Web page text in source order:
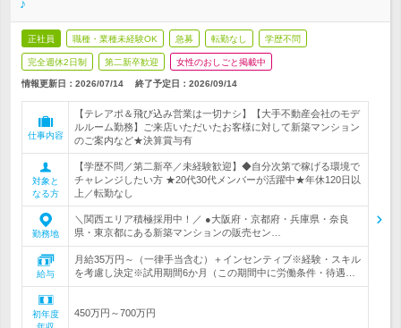
♪
正社員 職種・業種未経験OK 急募 転勤なし 学歴不問
完全週休2日制 第二新卒歓迎 女性のおしごと掲載中
情報更新日：2026/07/14 終了予定日： 2026/09/14
仕事内容
【テレアポ＆飛び込み営業は一切ナシ】【大手不動産会社のモデ
ルルーム勤務】ご来店いただいたお客様に対して新築マンション
のご案内など★決算賞与有
対象と
なる方
【学歴不問／第二新卒／未経験歓迎】◆自分次第で稼げる環境で
チャレンジしたい方 ★20代30代メンバーが活躍中★年休120日以
上／転勤なし
勤務地
＼関西エリア積極採用中！／ ●大阪府・京都府・兵庫県・奈良
県・東京都にある新築マンションの販売セン…
給与
月給35万円～（一律手当含む）＋インセンティブ※経験・スキル
を考慮し決定※試用期間6か月（この期間中に労働条件・待遇…
初年度
450万円～700万円